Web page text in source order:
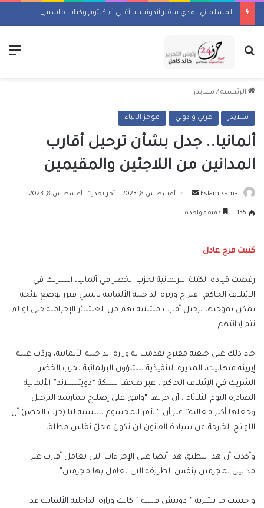
بحث عن
الرئيسية / سلايدر
سلايدر عربي و دولي موجز الانباء
ألمانيا.. جدل بشأن ترحيل أقارب
المدانين من اللاجئين والمقيمين
Eslam kamal
أرسل أغسطس 8, 2023 آخر تحديث: أغسطس 8, 2023
155 دقيقة واحدة
كتبت فرح عادل
رفضت قيادة الكتلة البرلمانية لحزب الخضر في ألمانيا، الشريك في
الائتلاف الحاكم، اقتراح وزيرة الداخلية الألمانية نانسي فيزر بوضع لائحة
يمكن بموجبها ترحيل أقارب مشتبه بهم من العشائر الإجرامية حتى لو لم
تتم إدانتهم.
جاء ذلك على خلفية مقترح تقدمت به وزارة الداخلية الألمانية، وردّت عليه
إيرينه ميهاليك، المديرة التنفيذية للشؤون البرلمانية لحزب الخضر ،
الشريك في الإئتلاف الحاكم ، عبر صحف شبكة “دويتشلاند” الألمانية
الصادرة اليوم الثلاثاء ، أن حزبها “وافق على إصلاح ممارسة الترحيل
وجعلها أكثر فعالية” غير أن “الأمر المحسوم بالنسبة لنا (حزب الخضر) أن
اللوائح الخارجة عن سيادة القانون لن تكون محلّ نقاش مطلقا.
وأكدت أن هذا ينطبق هذا أيضا على الإجراءات التي تعامل أقارب غير
مدانين لمجرمين بنفس الطريقة التي تعامل بها مجرمين”.
و حسب ما نشرته ” دويتش فيليه ” كانت وزارة الداخلية الألمانية قد